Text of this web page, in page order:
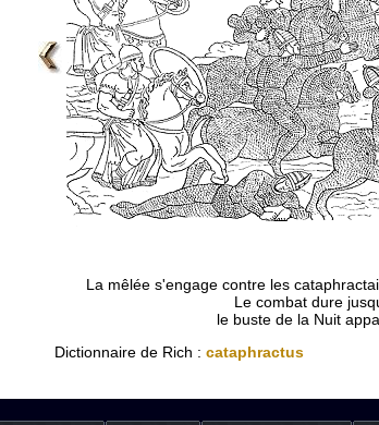
La mêlée s'engage contre les
Le combat dure
le buste de la Nuit
Dictionnaire de Rich : cataphractus